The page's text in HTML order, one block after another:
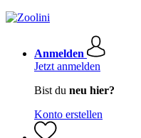
Anmelden
Jetzt anmelden
Bist du neu hier?
Konto erstellen